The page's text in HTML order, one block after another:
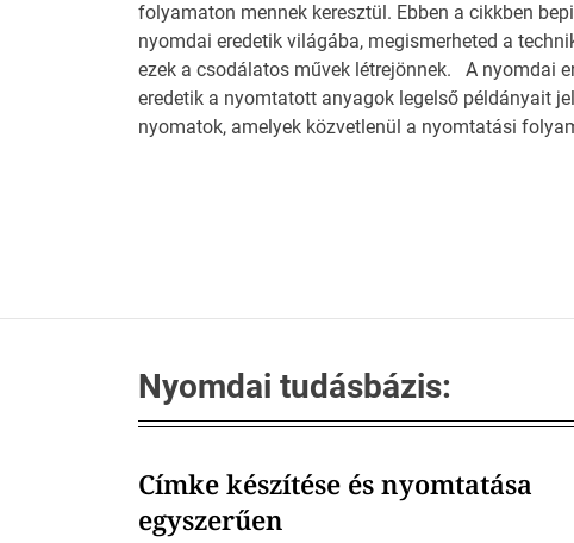
folyamaton mennek keresztül. Ebben a cikkben
nyomdai eredetik világába, megismerheted a
ezek a csodálatos művek létrejönnek. A nyomdai
eredetik a nyomtatott anyagok legelső példányait
nyomatok, amelyek közvetlenül a nyomtatási
Nyomdai tudásbázis:
Címke készítése és nyomtatása
egyszerűen